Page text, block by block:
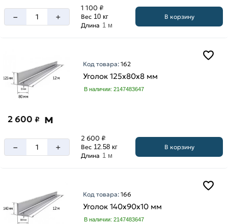
мм
20
мм
200
25
мм
45
мм
Толщина
– +
1 100 ₽
Вес 10 кг
Длина 1 м
В корзину
Код товара:162
Уголок 125х80х8 мм
В наличии: 2147483647
2 600 ₽ м
– +
2 600 ₽
Вес 12.58 кг
Длина 1 м
В корзину
Код товара:166
Уголок 140х90х10 мм
В наличии: 2147483647